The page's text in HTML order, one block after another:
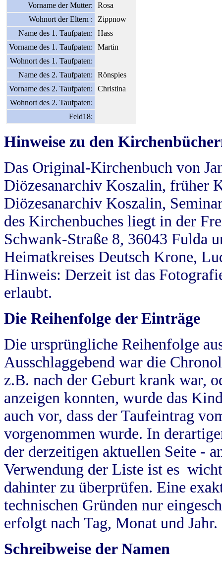
Vorname der Mutter:
Rosa
Wohnort der Eltern :
Zippnow
Name des 1. Taufpaten:
Hass
Vorname des 1. Taufpaten:
Martin
Wohnort des 1. Taufpaten:
Name des 2. Taufpaten:
Rönspies
Vorname des 2. Taufpaten:
Christina
Wohnort des 2. Taufpaten:
Feld18:
Hinweise zu den
Das Original-Kirchenbuch von
Diözesanarchiv Koszalin, früher
Diözesanarchiv Koszalin,
des Kirchenbuches liegt in der
Schwank-Straße 8, 36043 Fulda
Heimatkreises Deutsch Krone,
Hinweis: Derzeit ist das
erlaubt.
Die Reihenfolge der Einträge
Die ursprüngliche Reihenfolge
Ausschlaggebend war die
z.B. nach der Geburt krank war,
anzeigen konnten, wurde das
auch vor, dass der Taufeintrag
vorgenommen wurde. In
der derzeitigen aktuellen Seite -
Verwendung der Liste ist es
dahinter zu überprüfen. Eine
technischen Gründen nur
erfolgt nach Tag, Monat und Jahr.
Schreibweise der Namen